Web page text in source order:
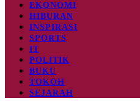
EKONOMI
HIBURAN
INSPIRASI
SPORTS
IT
POLITIK
BUKU
TOKOH
SEJARAH